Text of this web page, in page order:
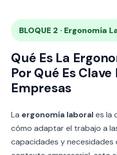
BLOQUE 2 · Ergonomía
Qué Es La
Por Qué Es Clave
Empresas
La ergonomía laborales la
cómo adaptar el trabajo a
capacidades y necesidades